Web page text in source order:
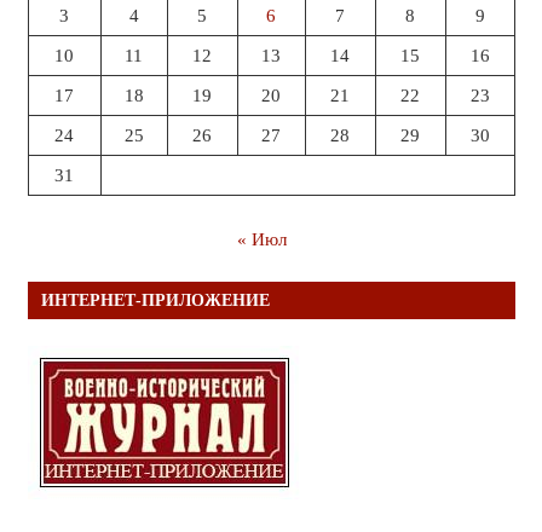
3 4 5 6 7 8 9
10 11 12 13 14 15 16
17 18 19 20 21 22 23
24 25 26 27 28 29 30
31
« Июл
ИНТЕРНЕТ-ПРИЛОЖЕНИЕ